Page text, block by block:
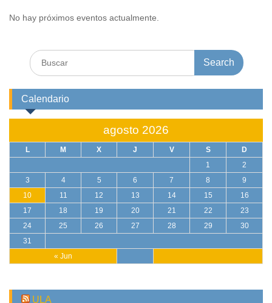
No hay próximos eventos actualmente.
Search
for:
Calendario
agosto 2026
L M X J V S D
« Jun
1
2
3
4 5 6 7 8
9
10
11 12 13 14 15
16
17
18 19 20 21 22
23
24
25 26 27 28 29
30
31
ULA